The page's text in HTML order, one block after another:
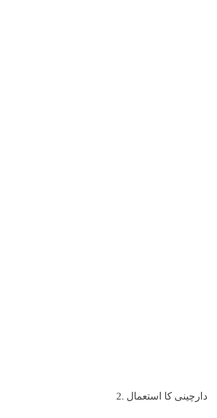
2. دارچینی کا استعمال